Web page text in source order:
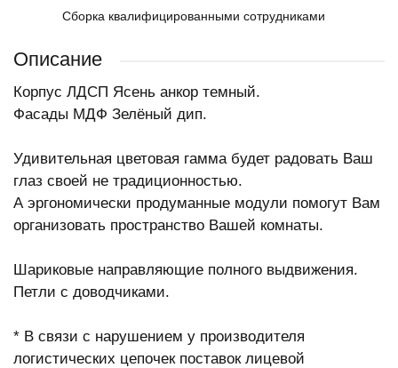
Сборка квалифицированными сотрудниками
Описание
Корпус ЛДСП Ясень анкор темный.
Фасады МДФ Зелёный дип.
Удивительная цветовая гамма будет радовать Ваш
глаз своей не традиционностью.
А эргономически продуманные модули помогут Вам
организовать пространство Вашей комнаты.
Шариковые направляющие полного выдвижения.
Петли с доводчиками.
* В связи с нарушением у производителя
логистических цепочек поставок лицевой